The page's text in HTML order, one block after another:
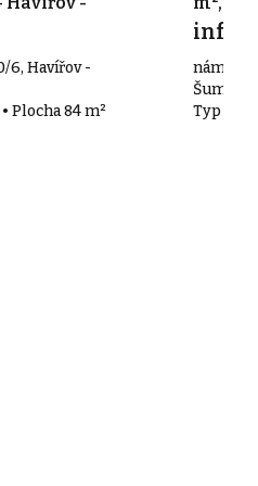
6, Havířov -
Plocha 84 m²
info v
nám. T.
Šumbark
Typ